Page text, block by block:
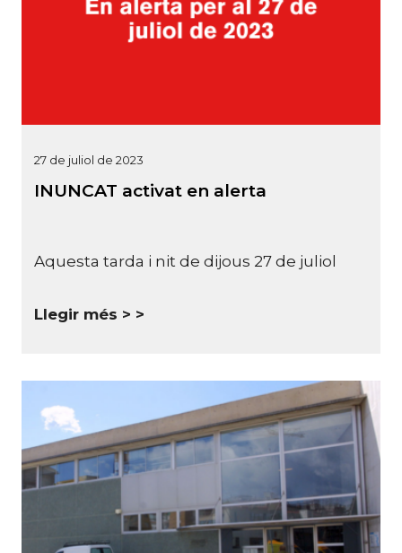
27 de juliol de 2023
INUNCAT activat en alerta
Aquesta tarda i nit de dijous 27 de juliol
Llegir més >